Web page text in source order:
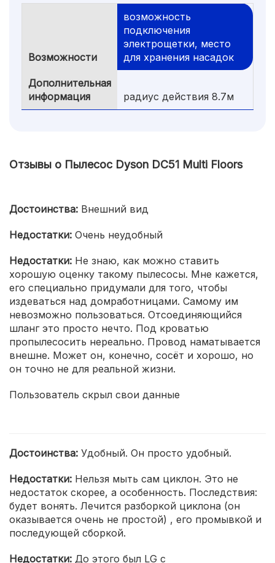
Возможности
возможность
подключения
электрощетки, место
для хранения насадок
Дополнительная
информация
радиус действия 8.7м
Отзывы о Пылесос Dyson DC51 Multi Floors
Достоинства: Внешний вид
Недостатки: Очень неудобный
Недостатки: Не знаю, как можно ставить
хорошую оценку такому пылесосы. Мне кажется,
его специально придумали для того, чтобы
издеваться над домработницами. Самому им
невозможно пользоваться. Отсоединяющийся
шланг это просто нечто. Под кроватью
пропылесосить нереально. Провод наматывается
внешне. Может он, конечно, сосёт и хорошо, но
он точно не для реальной жизни.
Пользователь скрыл свои данные
Достоинства: Удобный. Он просто удобный.
Недостатки: Нельзя мыть сам циклон. Это не
недостаток скорее, а особенность. Последствия:
будет вонять. Лечится разборкой циклона (он
оказывается очень не простой) , его промывкой и
последующей сборкой.
Недостатки: До этого был LG с